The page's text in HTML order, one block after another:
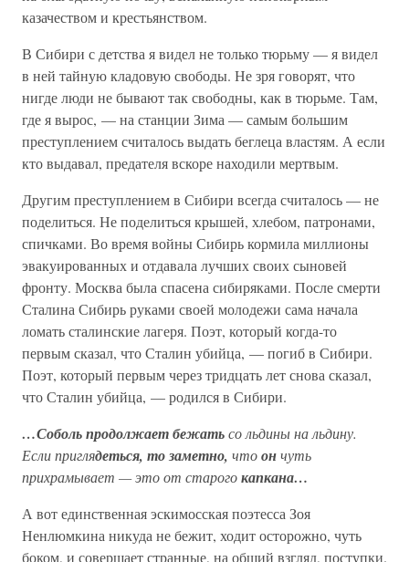
казачеством и крестьянством.
В Сибири с детства я видел не только тюрьму — я видел
в ней тайную кладовую свободы. Не зря говорят, что
нигде люди не бывают так свободны, как в тюрьме. Там,
где я вырос, — на станции Зима — самым большим
преступлением считалось выдать беглеца властям. А если
кто выдавал, предателя вскоре находили мертвым.
Другим преступлением в Сибири всегда считалось — не
поделиться. Не поделиться крышей, хлебом, патронами,
спичками. Во время войны Сибирь кормила миллионы
эвакуированных и отдавала лучших своих сыновей
фронту. Москва была спасена сибиряками. После смерти
Сталина Сибирь руками своей молодежи сама начала
ломать сталинские лагеря. Поэт, который когда-то
первым сказал, что Сталин убийца, — погиб в Сибири.
Поэт, который первым через тридцать лет снова сказал,
что Сталин убийца, — родился в Сибири.
…Соболь продолжает бежатьсо льдины на льдину.
Если приглядеться, то заметно, чтоончуть
прихрамывает — это от старогокапкана…
А вот единственная эскимосская поэтесса Зоя
Ненлюмкина никуда не бежит, ходит осторожно, чуть
боком, и совершает странные, на общий взгляд, поступки.